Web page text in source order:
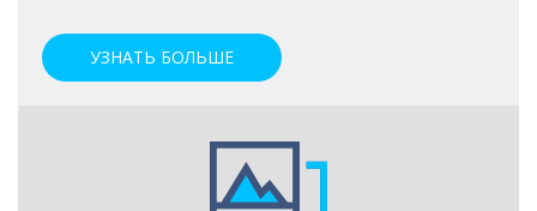
УЗНАТЬ БОЛЬШЕ